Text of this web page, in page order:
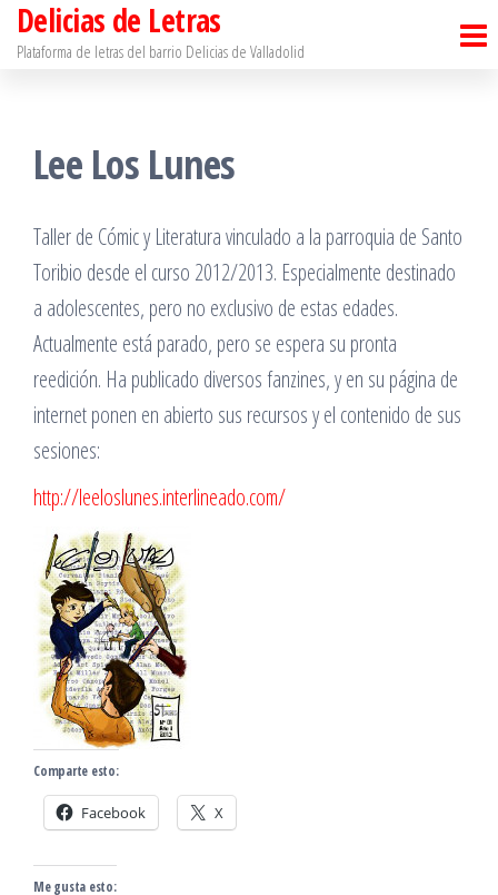
SaltarDelicias de Letras
Plataforma de letras del barrio Delicias de Valladolid
Lee Los Lunes
Taller de Cómic y Literatura vinculado a la parroquia de Santo
Toribio desde el curso 2012/2013. Especialmente destinado
a adolescentes, pero no exclusivo de estas edades.
Actualmente está parado, pero se espera su pronta
reedición. Ha publicado diversos fanzines, y en su página de
internet ponen en abierto sus recursos y el contenido de sus
sesiones:
http://leeloslunes.interlineado.com/
Comparte esto:
Facebook X
Me gusta esto: